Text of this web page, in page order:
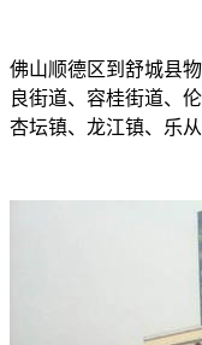
佛山顺德区到舒城县
良街道、容桂街道、
杏坛镇、龙江镇、乐从